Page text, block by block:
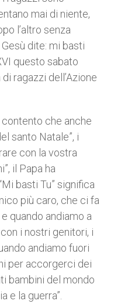
mai di niente,
l’altro senza
dite: mi basti
questo sabato
ragazzi dell’Azione
che anche
santo Natale”, i
con la vostra
il Papa ha
basti Tu” significa
più caro, che ci fa
quando andiamo a
i nostri genitori, i
andiamo fuori
per accorgerci dei
bambini del mondo
e la guerra”.